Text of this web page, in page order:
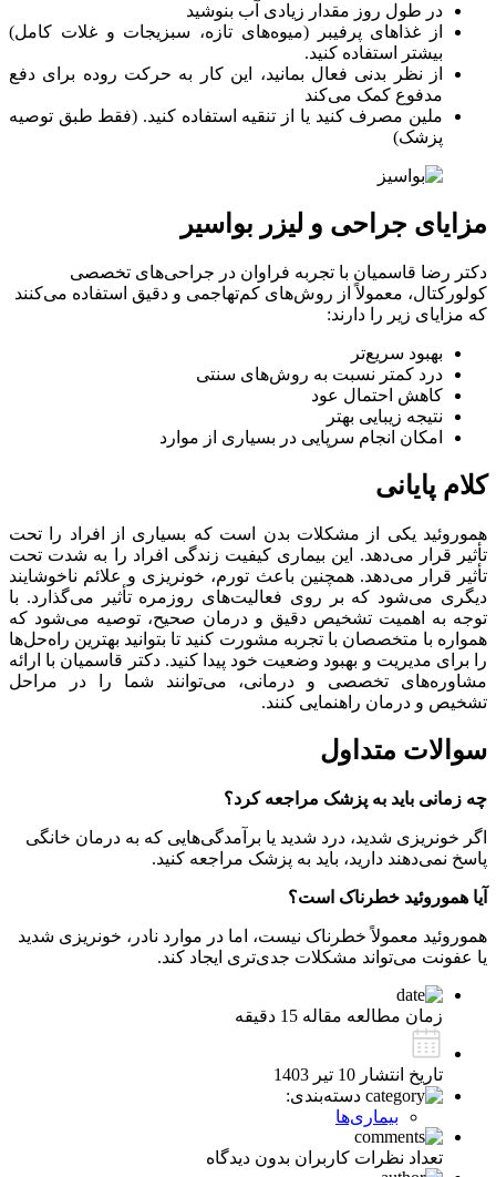
در طول روز مقدار زیادی آب بنوشید
از غذاهای پرفیبر (میوه‌های تازه، سبزیجات و غلات کامل)
بیشتر استفاده کنید.
از نظر بدنی فعال بمانید، این کار به حرکت روده برای دفع
مدفوع کمک می‌کند
ملین مصرف کنید یا از تنقیه استفاده کنید. (فقط طبق توصیه
پزشک)
مزایای جراحی و لیزر بواسیر
دکتر رضا قاسمیان با تجربه فراوان در جراحی‌های تخصصی
کولورکتال، معمولاً از روش‌های کم‌تهاجمی و دقیق استفاده می‌کنند
که مزایای زیر را دارند:
بهبود سریع‌تر
درد کمتر نسبت به روش‌های سنتی
کاهش احتمال عود
نتیجه زیبایی بهتر
امکان انجام سرپایی در بسیاری از موارد
کلام پایانی
هموروئید یکی از مشکلات بدن است که بسیاری از افراد را تحت
تأثیر قرار می‌دهد. این بیماری کیفیت زندگی افراد را به شدت تحت
تأثیر قرار می‌دهد. همچنین باعث تورم، خونریزی و علائم ناخوشایند
دیگری می‌شود که بر روی فعالیت‌های روزمره تأثیر می‌گذارد. با
توجه به اهمیت تشخیص دقیق و درمان صحیح، توصیه می‌شود که
همواره با متخصصان با تجربه مشورت کنید تا بتوانید بهترین راه‌حل‌ها
را برای مدیریت و بهبود وضعیت خود پیدا کنید. دکتر قاسمیان با ارائه
مشاوره‌های تخصصی و درمانی، می‌توانند شما را در مراحل
تشخیص و درمان راهنمایی کنند.
سوالات متداول
چه زمانی باید به پزشک مراجعه کرد؟
اگر خونریزی شدید، درد شدید یا برآمدگی‌هایی که به درمان خانگی
پاسخ نمی‌دهند دارید، باید به پزشک مراجعه کنید.
آیا هموروئید خطرناک است؟
هموروئید معمولاً خطرناک نیست، اما در موارد نادر، خونریزی شدید
یا عفونت می‌تواند مشکلات جدی‌تری ایجاد کند.
زمان مطالعه مقاله 15 دقیقه
تاریخ انتشار 10 تیر 1403
دسته‌بندی:
بیماری‌ها
تعداد نظرات کاربران بدون دیدگاه